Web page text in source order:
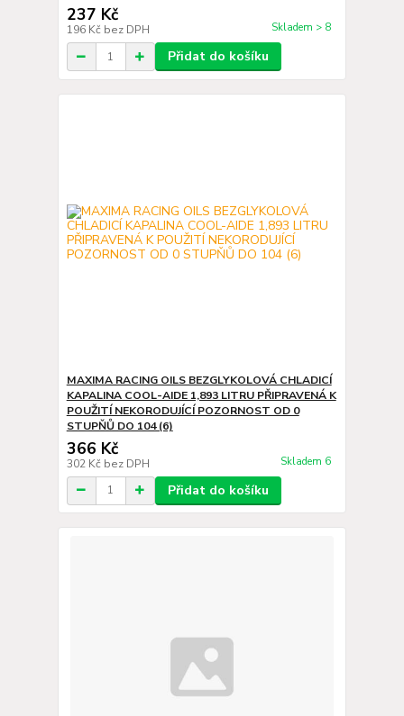
237 Kč
196 Kč bez DPH Skladem > 8
Přidat do košíku
MAXIMA RACING OILS BEZGLYKOLOVÁ CHLADICÍ
KAPALINA COOL-AIDE 1,893 LITRU PŘIPRAVENÁ K
POUŽITÍ NEKORODUJÍCÍ POZORNOST OD 0
STUPŇŮ DO 104 (6)
366 Kč
302 Kč bez DPH Skladem 6
Přidat do košíku